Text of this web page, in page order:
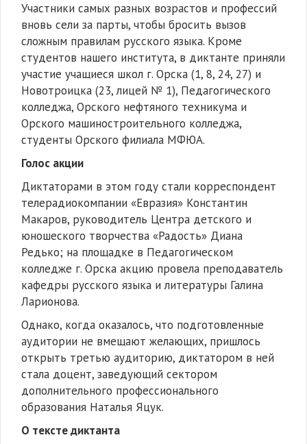
Участники самых разных возрастов и профессий
вновь сели за парты, чтобы бросить вызов
сложным правилам русского языка. Кроме
студентов нашего института, в диктанте приняли
участие учащиеся школ г. Орска (1, 8, 24, 27) и
Новотроицка (23, лицей № 1), Педагогического
колледжа, Орского нефтяного техникума и
Орского машиностроительного колледжа,
студенты Орского филиала МФЮА.
Голос акции
Диктаторами в этом году стали корреспондент
телерадиокомпании «Евразия» Константин
Макаров, руководитель Центра детского и
юношеского творчества «Радость» Диана
Редько; на площадке в Педагогическом
колледже г. Орска акцию провела преподаватель
кафедры русского языка и литературы Галина
Ларионова.
Однако, когда оказалось, что подготовленные
аудитории не вмещают желающих, пришлось
открыть третью аудиторию, диктатором в ней
стала доцент, заведующий сектором
дополнительного профессионального
образования Наталья Яцук.
О тексте диктанта